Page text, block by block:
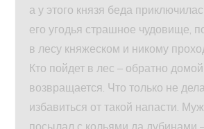
а у этого князя беда
его угодья страшное чудовище,
в лесу княжеском и никому
Кто пойдет в лес – обратно
возвращается. Что только не
избавиться от такой напасти.